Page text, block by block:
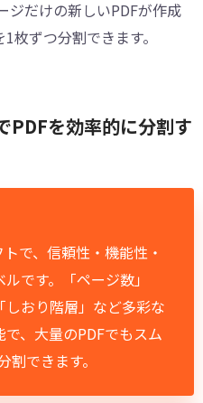
ジだけの新しいPDFが作成
枚ずつ分割できます。
を効率的に分割す
で、信頼性・機能性・
です。「ページ数」
しおり階層」など多彩な
、大量のPDFでもスム
割できます。